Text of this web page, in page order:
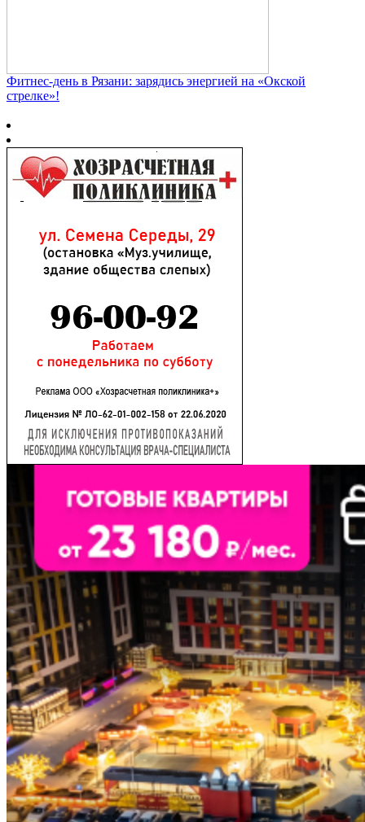
Фитнес‑день в Рязани: зарядись энергией на «Окской
стрелке»!